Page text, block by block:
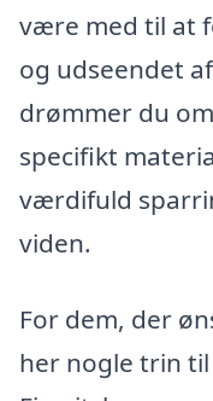
være med til at
og udseendet
drømmer du
specifikt
værdifuld
viden.
For dem, der
her nogle trin